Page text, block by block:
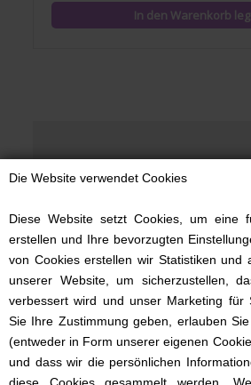
Die Website verwendet Cookies
Diese Website setzt Cookies, um eine
erstellen und Ihre bevorzugten
von Cookies erstellen wir Statistiken und
unserer Website, um sicherzustellen,
verbessert wird und unser Marketing für
Sie Ihre Zustimmung geben, erlauben
(entweder in Form unserer eigenen
und dass wir die persönlichen
diese Cookies gesammelt werden.
Nestchen -
Bettumrandung
Ihr Baby
Bauen Sie Ihrem Baby doch ein
dem es sicher und geborgen
ohne die Gefahr, sich durch
an den Seiten des
oder gar zu verletzen.